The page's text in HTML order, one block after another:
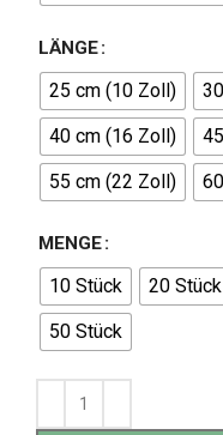
LÄNGE
25 cm (10 Zoll)
40 cm (16 Zoll)
55 cm (22 Zoll)
MENGE
10 Stück 20 Stück
50 Stück